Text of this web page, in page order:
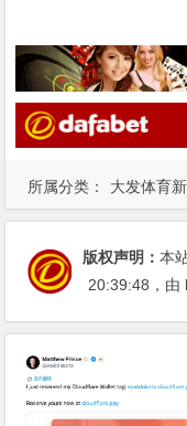
所属分类： 大发体育
版权声明：本
20:39:48 ，由